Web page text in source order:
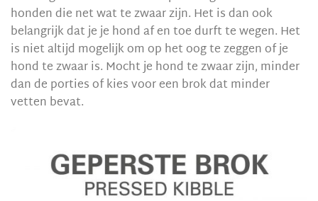
honden die net wat te zwaar zijn. Het is dan ook
belangrijk dat je je hond af en toe durft te wegen. Het
is niet altijd mogelijk om op het oog te zeggen of je
hond te zwaar is. Mocht je hond te zwaar zijn, minder
dan de porties of kies voor een brok dat minder
vetten bevat.